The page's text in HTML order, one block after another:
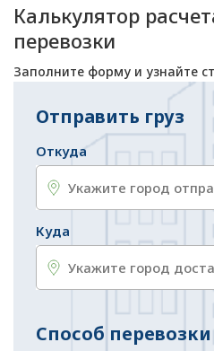
Калькулятор
перевозки
Заполните форму и узнайте
Отправить груз
Откуда
Куда
Способ перевозки